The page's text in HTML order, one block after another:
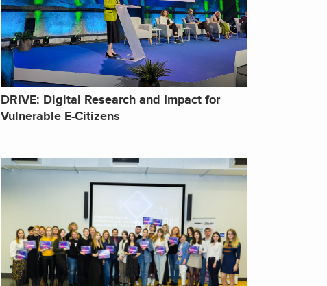
DRIVE: Digital Research and Impact for
Vulnerable E-Citizens